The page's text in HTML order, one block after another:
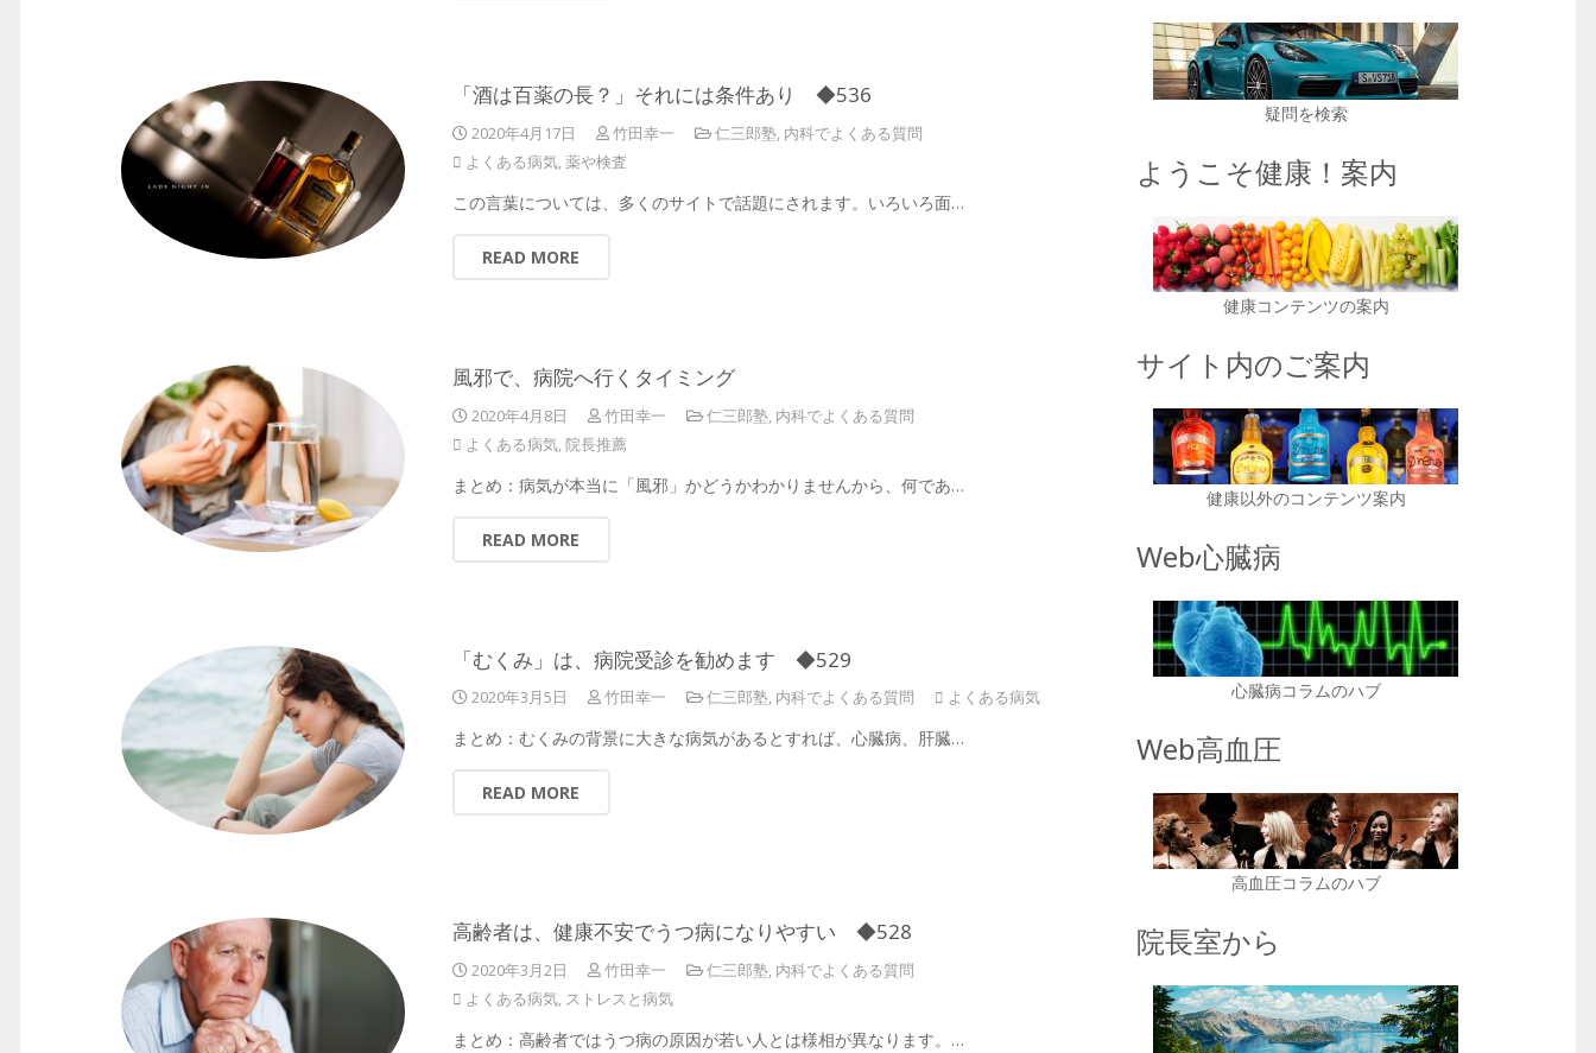
「酒は百薬の長？」それには条件あり ◆536
2020年4月17日 竹田幸一 仁三郎塾, 内科でよくある質問
よくある病気,薬や検査
この言葉については、多くのサイトで話題にされます。いろいろ面…
READ MORE
風邪で、病院へ行くタイミング
2020年4月8日 竹田幸一 仁三郎塾, 内科でよくある質問
よくある病気,院長推薦
まとめ：病気が本当に「風邪」かどうかわかりませんから、何であ…
READ MORE
「むくみ」は、病院受診を勧めます ◆529
2020年3月5日 竹田幸一 仁三郎塾, 内科でよくある質問 よくある病気
まとめ：むくみの背景に大きな病気があるとすれば、心臓病、肝臓…
READ MORE
高齢者は、健康不安でうつ病になりやすい ◆528
2020年3月2日 竹田幸一 仁三郎塾, 内科でよくある質問
よくある病気, ストレスと病気
まとめ：高齢者ではうつ病の原因が若い人とは様相が異なります。…
疑問を検索
ようこそ健康！案内
健康コンテンツの案内
サイト内のご案内
健康以外のコンテンツ案内
Web心臓病
心臓病コラムのハブ
Web高血圧
高血圧コラムのハブ
院長室から